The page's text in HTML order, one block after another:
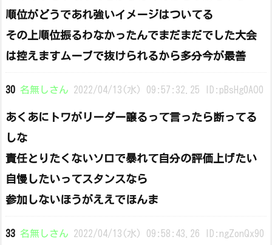
順位がどうであれ強いイメージはついてる
その上順位振るわなかったんでまだまだでした大会
は控えますムーブで抜けられるから多分今が最善
30 名無しさん 2022/04/13(水) 09:57:32.25 ID:pBsHg0AO0
あくあにトワがリーダー譲るって言ったら断ってる
しな
責任とりたくないソロで暴れて自分の評価上げたい
自慢したいってスタンスなら
参加しないほうがええでほんま
33 名無しさん 2022/04/13(水) 09:58:43.26 ID:ngZonQx90